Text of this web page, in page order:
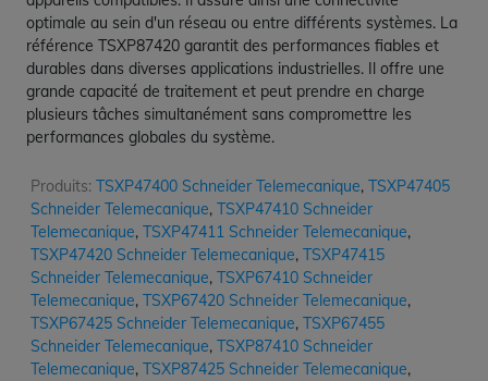
optimale au sein d'un réseau ou entre différents systèmes. La
référence TSXP87420 garantit des performances fiables et
durables dans diverses applications industrielles. Il offre une
grande capacité de traitement et peut prendre en charge
plusieurs tâches simultanément sans compromettre les
performances globales du système.
Produits: TSXP47400 Schneider Telemecanique, TSXP47405
Schneider Telemecanique, TSXP47410 Schneider
Telemecanique, TSXP47411 Schneider Telemecanique,
TSXP47420 Schneider Telemecanique, TSXP47415
Schneider Telemecanique, TSXP67410 Schneider
Telemecanique, TSXP67420 Schneider Telemecanique,
TSXP67425 Schneider Telemecanique, TSXP67455
Schneider Telemecanique, TSXP87410 Schneider
Telemecanique, TSXP87425 Schneider Telemecanique,